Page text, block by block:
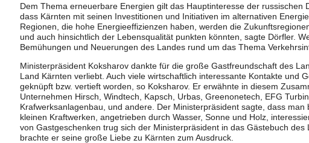
Dem Thema erneuerbare Energien gilt das Hauptinteresse der russischen
dass Kärnten mit seinen Investitionen und Initiativen im alternativen
Regionen, die hohe Energieeffizienzen haben, werden die
und auch hinsichtlich der Lebensqualität punkten könnten, sagte Dörfler.
Bemühungen und Neuerungen des Landes rund um das Thema
Ministerpräsident Koksharov dankte für die große Gastfreundschaft des
Land Kärnten verliebt. Auch viele wirtschaftlich interessante Kontakte und
geknüpft bzw. vertieft worden, so Koksharov. Er erwähnte in diesem
Unternehmen Hirsch, Windtech, Kapsch, Urbas, Greenonetech, EFG
Krafwerksanlagenbau, und andere. Der Ministerpräsident sagte, dass man
kleinen Kraftwerken, angetrieben durch Wasser, Sonne und Holz,
von Gastgeschenken trug sich der Ministerpräsident in das Gästebuch des
brachte er seine große Liebe zu Kärnten zum Ausdruck.